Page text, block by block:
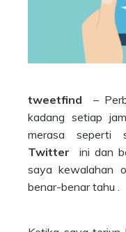
tweetfind –
kadang setiap
merasa seperti
Twitter
ini dan
saya kewalahan
benar-benar tahu .